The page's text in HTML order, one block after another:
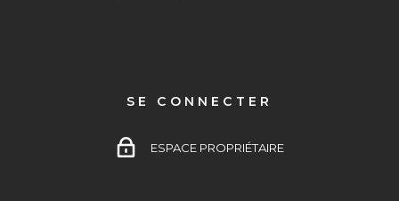
SE CONNECTER
ESPACE PROPRIÉTAIRE